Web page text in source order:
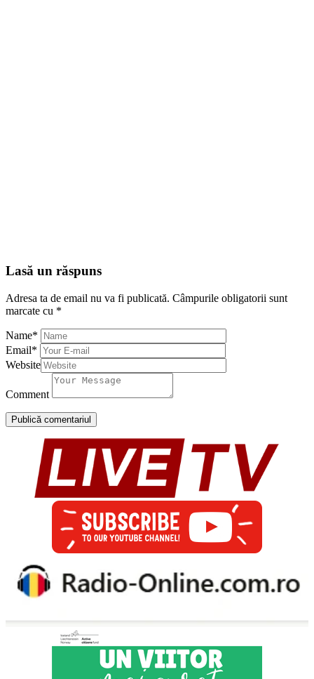
Lasă un răspuns
Adresa ta de email nu va fi publicată. Câmpurile obligatorii sunt
marcate cu *
Name*
Email*
Website
Comment